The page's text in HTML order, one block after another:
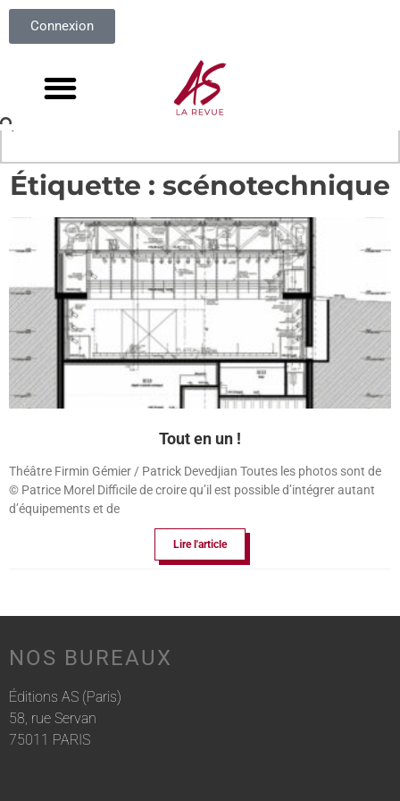
Connexion
Étiquette : scénotechnique
Tout en un !
Théâtre Firmin Gémier / Patrick Devedjian Toutes les photos sont de
© Patrice Morel Difficile de croire qu’il est possible d’intégrer autant
d’équipements et de
Lire l'article
NOS BUREAUX
Éditions AS (Paris)
58, rue Servan
75011 PARIS